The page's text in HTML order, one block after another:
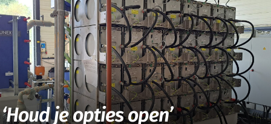
vrienden
van
‘Houd je opties open’